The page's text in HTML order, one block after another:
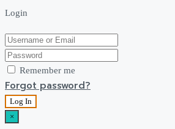
Login
Remember me
Forgot password?
Log In
×